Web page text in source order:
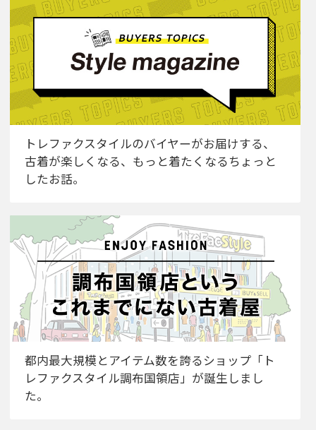
トレファクスタイルのバイヤーがお届けする、
古着が楽しくなる、もっと着たくなるちょっと
したお話。
都内最大規模とアイテム数を誇るショップ「ト
レファクスタイル調布国領店」が誕生しまし
た。